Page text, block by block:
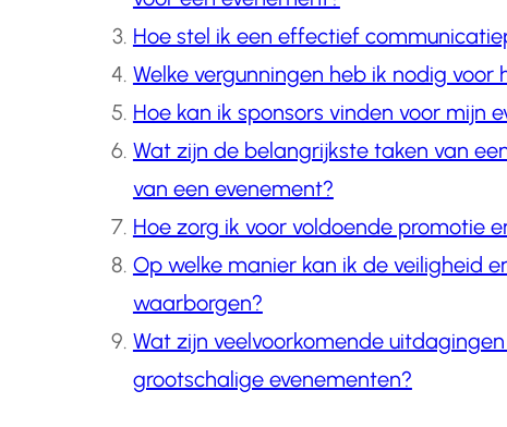
Hoe stel ik een effectief
Welke vergunningen heb ik nodig
Hoe kan ik sponsors vinden voor mijn
Wat zijn de belangrijkste taken van
van een evenement?
Hoe zorg ik voor voldoende promotie
Op welke manier kan ik de veiligheid
waarborgen?
Wat zijn veelvoorkomende
grootschalige evenementen?